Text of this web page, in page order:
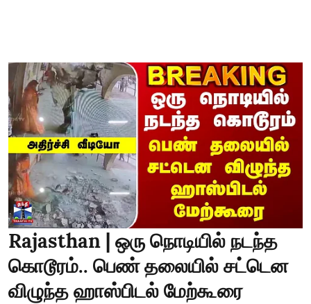
Rajasthan | ஒரு நொடியில் நடந்த
கொடூரம்.. பெண் தலையில் சட்டென
விழுந்த ஹாஸ்பிடல் மேற்கூரை